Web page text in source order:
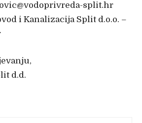
split.hr
i Kanalizacija Split d.o.o. –
d.d.